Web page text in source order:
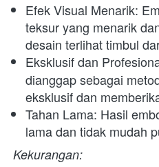
Efek Visual Menarik:
teksur yang menarik
desain terlihat timbul
Eksklusif dan
dianggap sebagai
eksklusif dan
Tahan Lama: Hasil
lama dan tidak mudah
Kekurangan: